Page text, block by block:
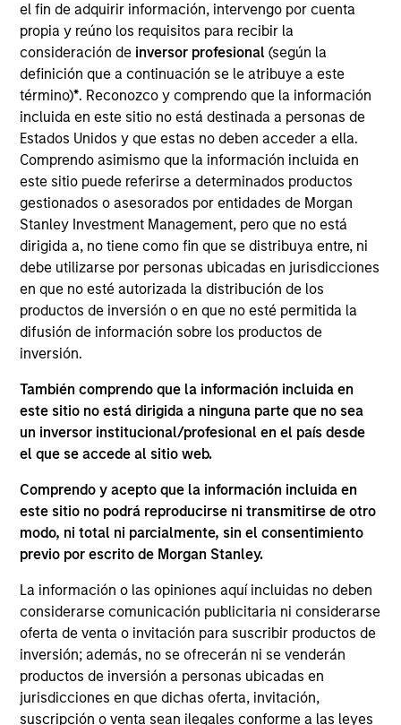
el fin de adquirir información, intervengo por cuenta
propia y reúno los requisitos para recibir la
consideración de inversor profesional(según la
definición que a continuación se le atribuye a este
término)*. Reconozco y comprendo que la información
incluida en este sitio no está destinada a personas de
Estados Unidos y que estas no deben acceder a ella.
Comprendo asimismo que la información incluida en
este sitio puede referirse a determinados productos
gestionados o asesorados por entidades de Morgan
Stanley Investment Management, pero que no está
dirigida a, no tiene como fin que se distribuya entre, ni
debe utilizarse por personas ubicadas en jurisdicciones
en que no esté autorizada la distribución de los
productos de inversión o en que no esté permitida la
difusión de información sobre los productos de
inversión.
También comprendo que la información incluida en
este sitio no está dirigida a ninguna parte que no sea
un inversor institucional/profesional en el país desde
el que se accede al sitio web.
Comprendo y acepto que la información incluida en
este sitio no podrá reproducirse ni transmitirse de otro
modo, ni total ni parcialmente, sin el consentimiento
previo por escrito de Morgan Stanley.
La información o las opiniones aquí incluidas no deben
considerarse comunicación publicitaria ni considerarse
oferta de venta o invitación para suscribir productos de
inversión; además, no se ofrecerán ni se venderán
productos de inversión a personas ubicadas en
jurisdicciones en que dichas oferta, invitación,
suscripción o venta sean ilegales conforme a las leyes
North America Private Credit
Michael is currently a Vice President on the Morgan
Stanley Private Credit team involved in
underwriting, structuring, and monitoring
investments across the platform’s Direct Lending
strategy. Michael joined Morgan Stanley in 2019
and prior to that worked in investment banking at
Deutsche Bank. Michael earned a Master’s in
Finance degree from Washington University in St.
Louis and a Bachelor’s in Finance and Economics
from the University of Kentucky.
ARTÍCULO
Private Credit Market Monitor - Q2
2026
Timely insights on the private credit landscape,
exploring the trends, market developments,